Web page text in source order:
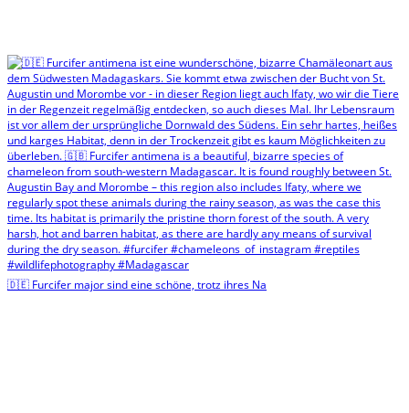
🇩🇪 Furcifer major sind eine schöne, trotz ihres Na